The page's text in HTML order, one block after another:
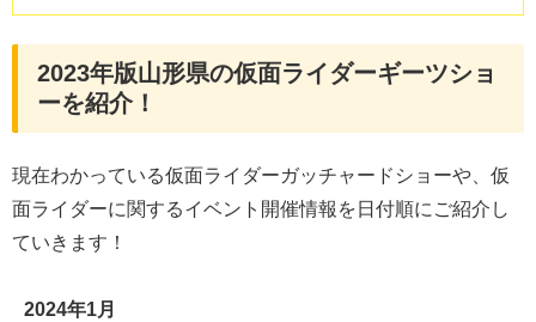
2023年版山形県の仮面ライダーギーツショ
ーを紹介！
現在わかっている仮面ライダーガッチャードショーや、仮
面ライダーに関するイベント開催情報を日付順にご紹介し
ていきます！
2024年1月